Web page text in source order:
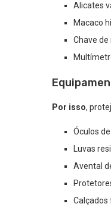
Alicates
Macaco
Chave de
Por isso,
Óculos
Luvas
Avental